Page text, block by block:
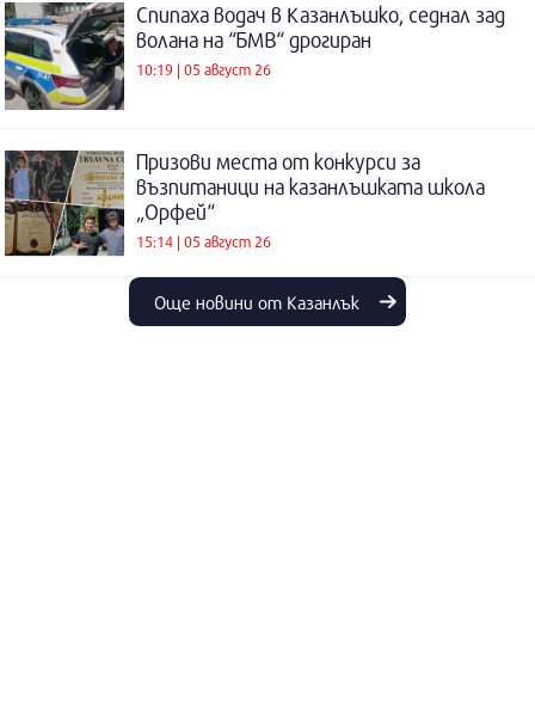
Спипаха водач в Казанлъшко, седнал зад
волана на “БМВ“ дрогиран
10:19 | 05 август 26
Призови места от конкурси за
възпитаници на казанлъшката школа
„Орфей“
15:14 | 05 август 26
Още новини от Казанлък